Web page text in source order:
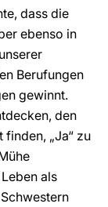
dass die
ebenso in
Berufungen
gewinnt.
den
„Ja“ zu
als